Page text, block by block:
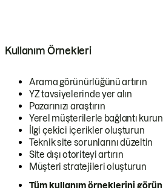
Kullanım Örnekleri
Arama görünürlüğünü artırın
YZ tavsiyelerinde yer alın
Pazarınızı araştırın
Yerel müşterilerle bağlantı kurun
İlgi çekici içerikler oluşturun
Teknik site sorunlarını düzeltin
Site dışı otoriteyi artırın
Müşteri stratejileri oluşturun
Tüm kullanım örneklerini görün